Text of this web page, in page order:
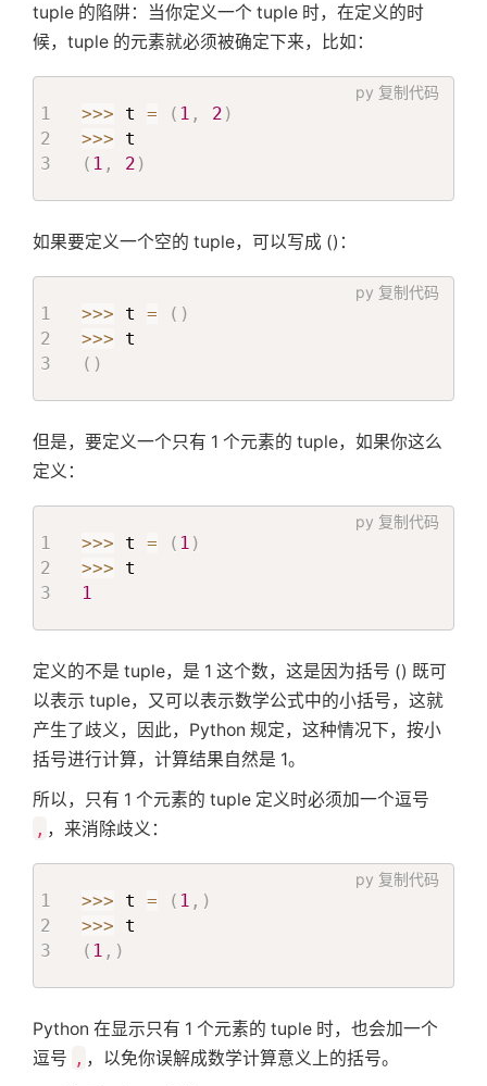
tuple 的陷阱：当你定义一个 tuple 时，在定义的时
候，tuple 的元素就必须被确定下来，比如：
py 复制代码
>>> t = ( 1 , 2 )
>>>
( 1 , 2 )
如果要定义一个空的 tuple，可以写成 ()：
py 复制代码
>>> t = ( )
>>>
( )
但是，要定义一个只有 1 个元素的 tuple，如果你这么
定义：
py 复制代码
>>> t = ( 1 )
>>>
1
定义的不是 tuple，是 1 这个数，这是因为括号 () 既可
以表示 tuple，又可以表示数学公式中的小括号，这就
产生了歧义，因此，Python 规定，这种情况下，按小
括号进行计算，计算结果自然是 1。
所以，只有 1 个元素的 tuple 定义时必须加一个逗号
, ，来消除歧义：
py 复制代码
>>> t = ( 1 , )
>>>
( 1 , )
Python 在显示只有 1 个元素的 tuple 时，也会加一个
逗号 , ，以免你误解成数学计算意义上的括号。